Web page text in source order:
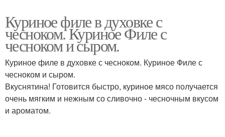
Куриное филе в духовке с
чесноком. Куриное Филе с
чесноком и сыром.
Куриное филе в духовке с чесноком. Куриное Филе с
чесноком и сыром.
Вкуснятина! Готовится быстро, куриное мясо получается
очень мягким и нежным со сливочно - чесночным вкусом
и ароматом.